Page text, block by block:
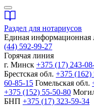
Раздел для нотариусов
Единая информационная
(44) 592-99-27
Горячая линия
г. Минск +375 (17) 243-
Брестская обл. +375 (162)
60-85-15 Гомельская обл.
+375 (152) 55-50-80
БНП +375 (17) 323-59-34